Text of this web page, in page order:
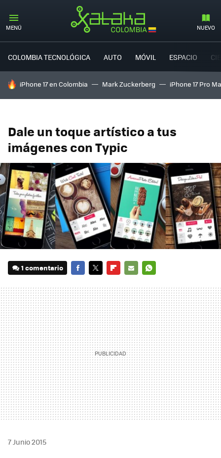
MENÚ NUEVO
COLOMBIA TECNOLÓGICA AUTO MÓVIL ESPACIO
HOY SE HABLA DE
iPhone 17 en Colombia Mark Zuckerberg iPhone 17 Pro
Dale un toque artístico a tus
imágenes con Typic
1 comentario
MAIL
7 Junio 2015